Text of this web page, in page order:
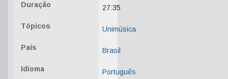
Duração 27:35
Tópicos Unimúsica
País Brasil
Idioma Português